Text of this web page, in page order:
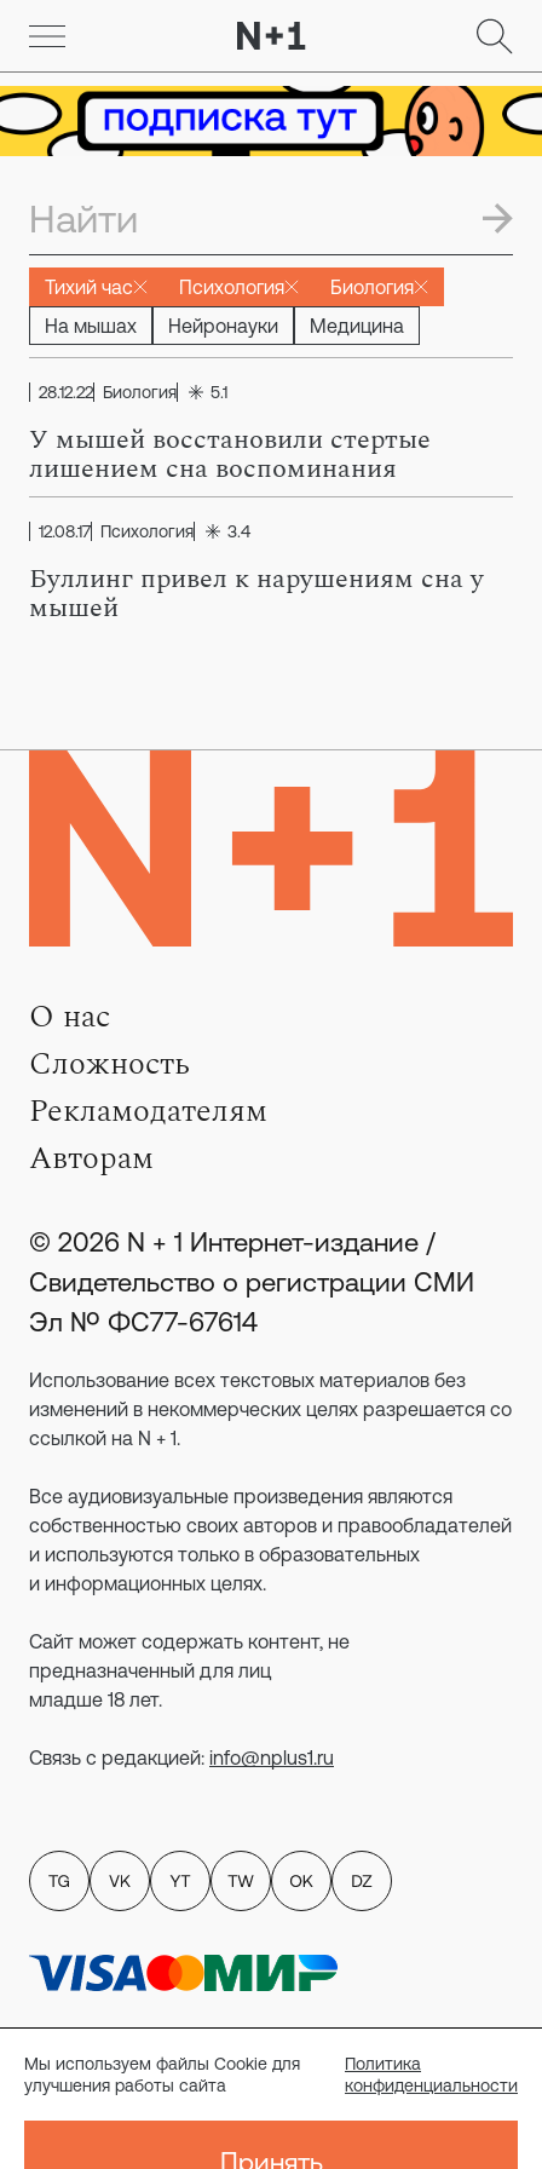
Тихий час Психология
Биология
На мышах
Нейронауки Медицина
28.12.22 Биология 5.1
У мышей восстановили стертые
лишением сна воспоминания
12.08.17 Психология 3.4
Буллинг привел к нарушениям сна у
мышей
Мы используем файлы Cookie для
улучшения работы сайта
Политика
конфиденциальности
Принять
О нас
Сложность
Рекламодателям
Авторам
© 2026 N + 1 Интернет-издание /
Свидетельство о регистрации СМИ
Эл № ФС77-67614
Использование всех текстовых материалов без
изменений в некоммерческих целях разрешается со
ссылкой на N + 1.
Все аудиовизуальные произведения являются
собственностью своих авторов и правообладателей
и используются только в образовательных
и информационных целях.
Сайт может содержать контент, не
предназначенный для лиц
младше 18 лет.
Связь с редакцией: info@nplus1.ru
пользователей сайта
Публичный договор-оферта
Согласие на рассылку